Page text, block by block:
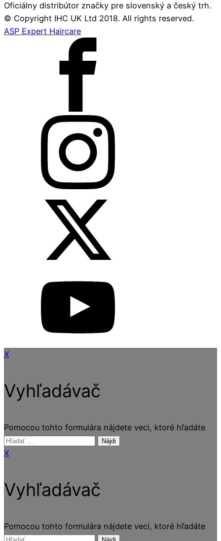
Oficiálny distribútor značky pre slovenský a český trh.
© Copyright IHC UK Ltd 2018. All rights reserved.
ASP Expert Haircare
X
Vyhľadávač
Pomocou tohto formulára nájdete veci, ktoré hľadáte
Hľadať:
X
Vyhľadávač
Pomocou tohto formulára nájdete veci, ktoré hľadáte
Hľadať: